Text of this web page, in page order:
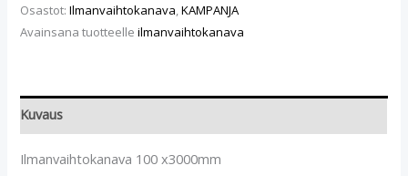
Osastot:Ilmanvaihtokanava,KAMPANJA
Avainsana tuotteelleilmanvaihtokanava
Kuvaus
Ilmanvaihtokanava 100 x3000mm